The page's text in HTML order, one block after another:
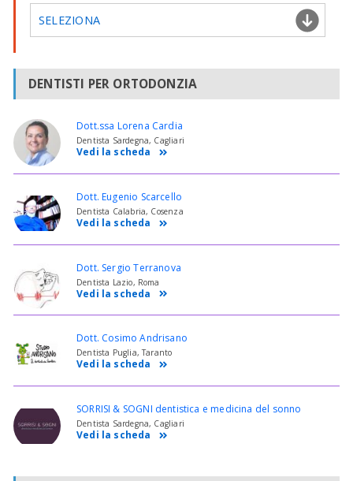
SELEZIONA
DENTISTI PER ORTODONZIA
Dott.ssa Lorena Cardia
Dentista Sardegna, Cagliari
Vedi la scheda
Dott. Eugenio Scarcello
Dentista Calabria, Cosenza
Vedi la scheda
Dott. Sergio Terranova
Dentista Lazio, Roma
Vedi la scheda
Dott. Cosimo Andrisano
Dentista Puglia, Taranto
Vedi la scheda
SORRISI & SOGNI dentistica e medicina del sonno
Dentista Sardegna, Cagliari
Vedi la scheda